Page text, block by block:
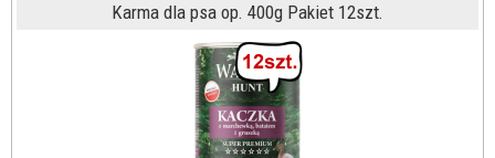
Karma dla psa op. 400g Pakiet 12szt.